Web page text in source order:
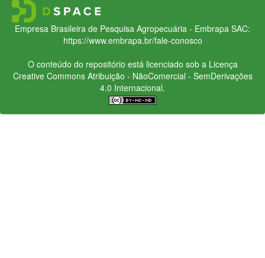
Empresa Brasileira de Pesquisa Agropecuária - Embrapa SAC:
https://www.embrapa.br/fale-conosco
O conteúdo do repositório está licenciado sob a Licença
Creative CommonsAtribuição - NãoComercial - SemDerivações
4.0 Internacional.